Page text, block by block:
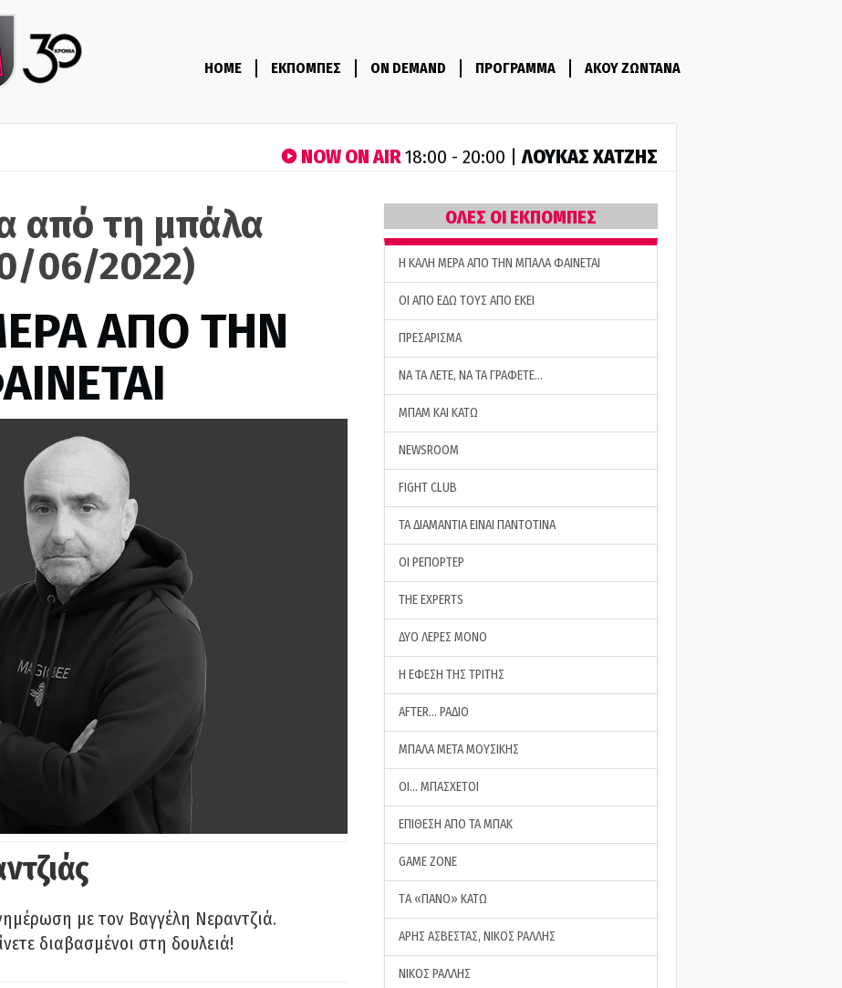
HOME ΕΚΠΟΜΠΕΣ ON DEMAND ΠΡΟΓΡΑΜΜΑ ΑΚΟΥ ΖΩΝΤΑΝΑ
NOW ON AIR18:00 - 20:00 |ΛΟΥΚΑΣ ΧΑΤΖΗΣ
από τη μπάλα
06/2022)
ΑΠΟ ΤΗΝ
με τον Βαγγέλη Νεραντζιά.
διαβασμένοι στη δουλειά!
ΟΛΕΣ ΟΙ ΕΚΠΟΜΠΕΣ
H ΚΑΛΗ ΜΕΡΑ ΑΠΟ ΤΗΝ ΜΠΑΛΑ ΦΑΙΝΕΤΑΙ
ΟΙ ΑΠΟ ΕΔΩ ΤΟΥΣ ΑΠΟ ΕΚΕΙ
ΠΡΕΣΑΡΙΣΜΑ
ΝΑ ΤΑ ΛΕΤΕ, ΝΑ ΤΑ ΓΡΑΦΕΤΕ…
ΜΠΑΜ ΚΑΙ ΚΑΤΩ
NEWSROOM
FIGHT CLUB
ΤΑ ΔΙΑΜΑΝΤΙΑ ΕΙΝΑΙ ΠΑΝΤΟΤΙΝΑ
ΟΙ ΡΕΠΟΡΤΕΡ
THE EXPERTS
ΔΥΟ ΛΕΡΕΣ ΜΟΝΟ
Η ΕΦΕΣΗ ΤΗΣ ΤΡΙΤΗΣ
AFTER… ΡΑΔΙΟ
ΜΠΑΛΑ ΜΕΤΑ ΜΟΥΣΙΚΗΣ
ΟΙ… ΜΠΑΣΧΕΤΟΙ
ΕΠΙΘΕΣΗ ΑΠΟ ΤΑ ΜΠΑΚ
GAME ZONE
ΤA «ΠΑΝΟ» ΚΑΤΩ
ΑΡΗΣ ΑΣΒΕΣΤΑΣ, ΝΙΚΟΣ ΡΑΛΛΗΣ
ΝΙΚΟΣ ΡΑΛΛΗΣ